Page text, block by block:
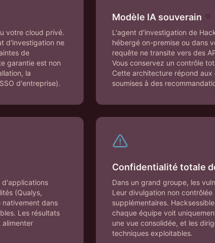
votre cloud privé.
d'investigation ne
de
garantie est non
la
d'entreprise).
Modèle IA souverain
L'agent d'investigation de
hébergé on-premise ou dans
requête ne transite vers des
Vous conservez un contrôle
Cette architecture répond
soumises à des
d'applications
(Qualys,
nativement dans
Les résultats
Confidentialité totale
Dans un grand groupe, les
Leur divulgation non
supplémentaires.
chaque équipe voit
une vue consolidée, et les
techniques exploitables.